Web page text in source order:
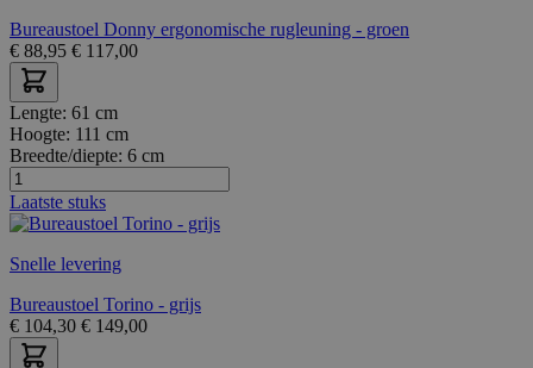
Bureaustoel Donny ergonomische rugleuning - groen
€ 88,95 € 117,00
Lengte: 61 cm
Hoogte: 111 cm
Breedte/diepte: 6 cm
Laatste stuks
Snelle levering
Bureaustoel Torino - grijs
€ 104,30 € 149,00